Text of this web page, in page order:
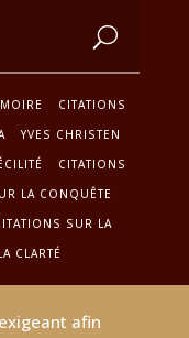
CITATIONS
YVES CHRISTEN
CITATIONS
LA CONQUÊTE
SUR LA
CLARTÉ
afin